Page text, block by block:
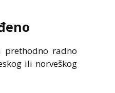
prethodno radno
ili norveškog